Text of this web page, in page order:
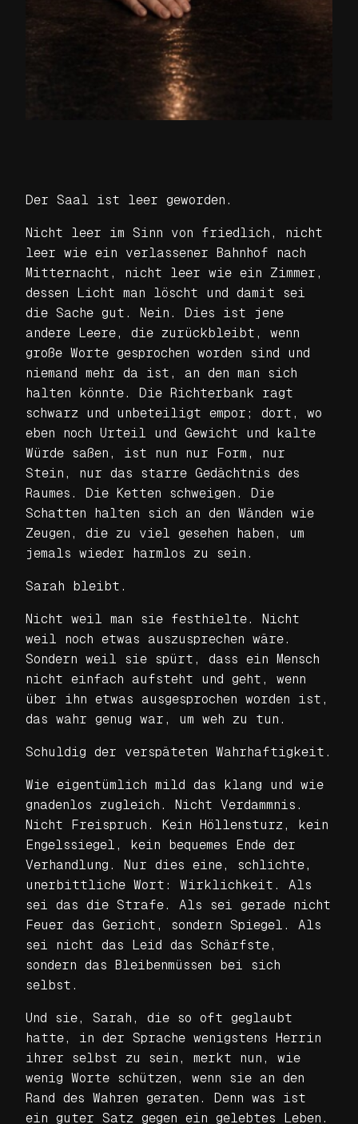
Der Saal ist leer geworden.
Nicht leer im Sinn von friedlich, nicht
leer wie ein verlassener Bahnhof nach
Mitternacht, nicht leer wie ein Zimmer,
dessen Licht man löscht und damit sei
die Sache gut. Nein. Dies ist jene
andere Leere, die zurückbleibt, wenn
große Worte gesprochen worden sind und
niemand mehr da ist, an den man sich
halten könnte. Die Richterbank ragt
schwarz und unbeteiligt empor; dort, wo
eben noch Urteil und Gewicht und kalte
Würde saßen, ist nun nur Form, nur
Stein, nur das starre Gedächtnis des
Raumes. Die Ketten schweigen. Die
Schatten halten sich an den Wänden wie
Zeugen, die zu viel gesehen haben, um
jemals wieder harmlos zu sein.
Sarah bleibt.
Nicht weil man sie festhielte. Nicht
weil noch etwas auszusprechen wäre.
Sondern weil sie spürt, dass ein Mensch
nicht einfach aufsteht und geht, wenn
über ihn etwas ausgesprochen worden ist,
das wahr genug war, um weh zu tun.
Schuldig der verspäteten Wahrhaftigkeit.
Wie eigentümlich mild das klang und wie
gnadenlos zugleich. Nicht Verdammnis.
Nicht Freispruch. Kein Höllensturz, kein
Engelssiegel, kein bequemes Ende der
Verhandlung. Nur dies eine, schlichte,
unerbittliche Wort: Wirklichkeit. Als
sei das die Strafe. Als sei gerade nicht
Feuer das Gericht, sondern Spiegel. Als
sei nicht das Leid das Schärfste,
sondern das Bleibenmüssen bei sich
selbst.
Und sie, Sarah, die so oft geglaubt
hatte, in der Sprache wenigstens Herrin
ihrer selbst zu sein, merkt nun, wie
wenig Worte schützen, wenn sie an den
Rand des Wahren geraten. Denn was ist
ein guter Satz gegen ein gelebtes Leben.